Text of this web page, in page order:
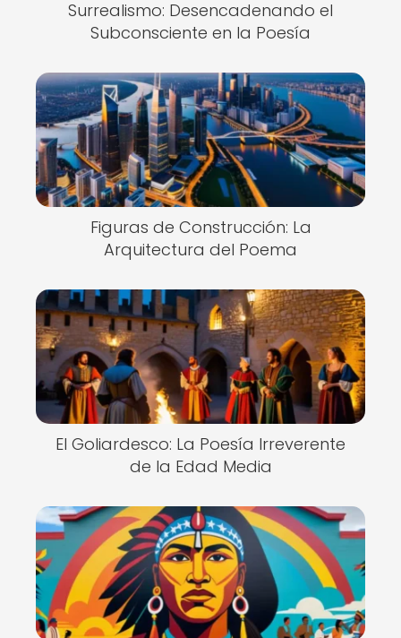
Surrealismo: Desencadenando el
Subconsciente en la Poesía
Figuras de Construcción: La
Arquitectura del Poema
El Goliardesco: La Poesía Irreverente
de la Edad Media